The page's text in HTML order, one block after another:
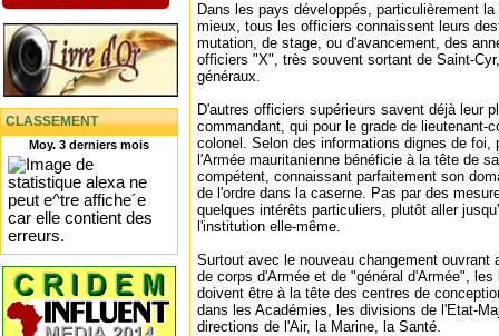
CLASSEMENT
Moy. 3 derniers mois
Dans les pays développés, particulièrement
mieux, tous les officiers connaissent leurs
mutation, de stage, ou d'avancement, des
officiers "X", très souvent sortant de Saint-
généraux.
D'autres officiers supérieurs savent déjà leur
commandant, qui pour le grade de lieutenant-
colonel. Selon des informations dignes de foi,
l'Armée mauritanienne bénéficie à la tête de
compétent, connaissant parfaitement son
de l'ordre dans la caserne. Pas par des
quelques intérêts particuliers, plutôt aller
l'institution elle-même.
Surtout avec le nouveau changement ouvrant
de corps d'Armée et de "général d'Armée",
doivent être à la tête des centres de
dans les Académies, les divisions de l'Etat-
directions de l'Air, la Marine, la Santé.